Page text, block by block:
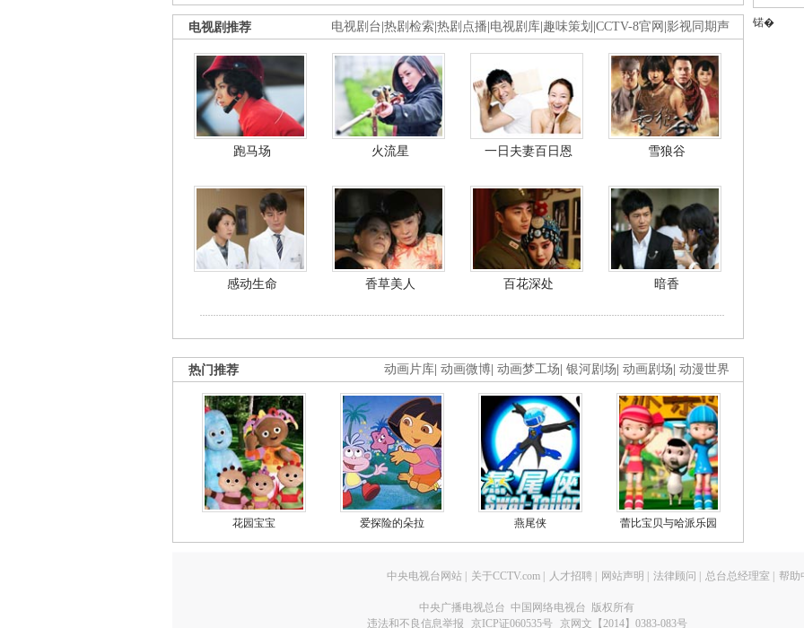
电视剧台 热剧检索 热剧点播 电视剧库 趣味策划 CCTV-8官网 影视同期声
电视剧推荐
跑马场 火流星 一日夫妻百日恩 雪狼谷
感动生命 香草美人 百花深处 暗香
动画片库 动画微博 动画梦工场 银河剧场 动画剧场 动漫世界
热门推荐
花园宝宝 爱探险的朵拉 燕尾侠 蕾比宝贝与哈派乐园
锘�
中央电视台网站 关于CCTV.com 人才招聘 网站声明 法律顾问 总台总经理室 帮助
中央广播电视总台 中国网络电视台 版权所有
违法和不良信息举报
京ICP证060535号 京网文【2014】0383-083号